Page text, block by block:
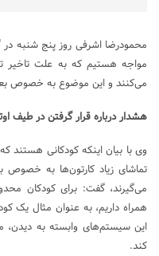
محمودرضا اشرفی روز پنج شنبه در
مواجه هستیم که به علت تاخیر
می‌کنند و این موضوع به خصوص
هشدار درباره قرار گرفتن در طیف
وی با بیان اینکه کودکانی هستند
تماشای زیاد کارتون‌ها به خصوص
می‌گیرند، گفت: برای کودکان
این سیستم‌های وابسته به دیدن،
کند.